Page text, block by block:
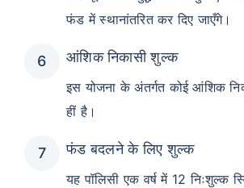
फंड में स्थानांतरित कर दिए जाएँगे।
आंशिक निकासी शुल्क
इस योजना के अंतर्गत कोई आंशिक
हीं है।
फंड बदलने के लिए शुल्क
यह पॉलिसी एक वर्ष में 12 निःशुल्क